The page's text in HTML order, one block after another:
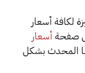
مميزة لكافة أسعار
صفحة أسعار
المحدث بشكل